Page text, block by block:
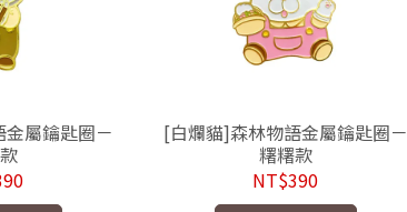
屬鑰匙圈－
[白爛貓]森林物語金屬鑰匙圈－
糬糬款
NT$390